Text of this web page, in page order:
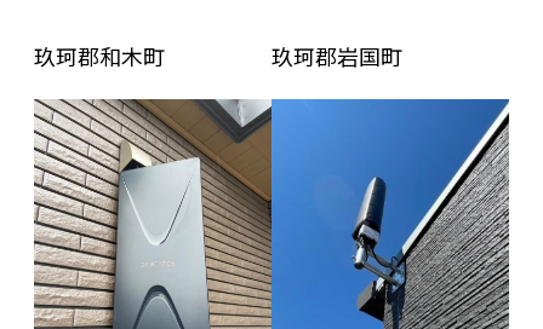
玖珂郡和木町 玖珂郡岩国町